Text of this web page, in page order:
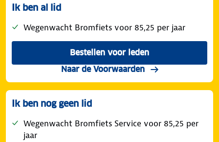
Ik ben al lid
Wegenwacht Bromfiets voor 85,25 per jaar
Bestellen voor ledenWegenwacht Bromfiets
Naar de Voorwaardenvan Wegenwacht
Ik ben nog geen lid
Wegenwacht Bromfiets Service voor 85,25 per
jaar